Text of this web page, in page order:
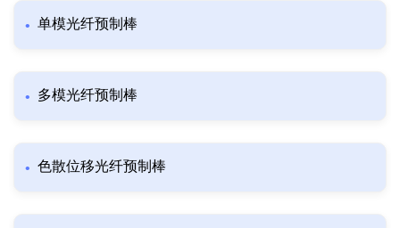
单模光纤预制棒
多模光纤预制棒
色散位移光纤预制棒